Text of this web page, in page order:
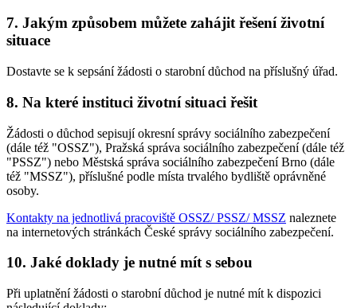
7. Jakým způsobem můžete zahájit řešení životní
situace
Dostavte se k sepsání žádosti o starobní důchod na příslušný úřad.
8. Na které instituci životní situaci řešit
Žádosti o důchod sepisují okresní správy sociálního zabezpečení
(dále též "OSSZ"), Pražská správa sociálního zabezpečení (dále též
"PSSZ") nebo Městská správa sociálního zabezpečení Brno (dále
též "MSSZ"), příslušné podle místa trvalého bydliště oprávněné
osoby.
Kontakty na jednotlivá pracoviště OSSZ/ PSSZ/ MSSZ naleznete
na internetových stránkách České správy sociálního zabezpečení.
10. Jaké doklady je nutné mít s sebou
Při uplatnění žádosti o starobní důchod je nutné mít k dispozici